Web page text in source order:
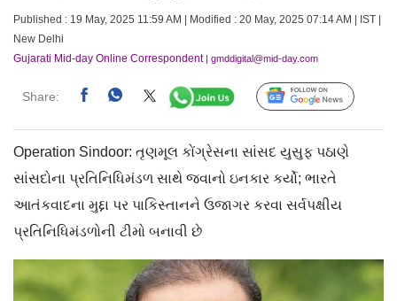
Published : 19 May, 2025 11:59 AM | Modified : 20 May, 2025 07:14 AM | IST |
New Delhi
Gujarati Mid-day Online Correspondent| gmddigital@mid-day.com
Share: Follow Us
Operation Sindoor: તૃણમૂલ કોંગ્રેસના સાંસદ યુસુફ પઠાણે
સાંસદોના પ્રતિનિધિમંડળ સાથે જવાનો ઇનકાર કર્યો; ભારતે
આતંકવાદના મુદ્દા પર પાકિસ્તાનને ઉજાગર કરવા સર્વપક્ષીય
પ્રતિનિધિમંડળોની ટીમો બનાવી છે